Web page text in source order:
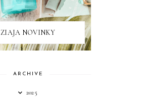
ZIAJA NOVINKY
ARCHIVE
2025